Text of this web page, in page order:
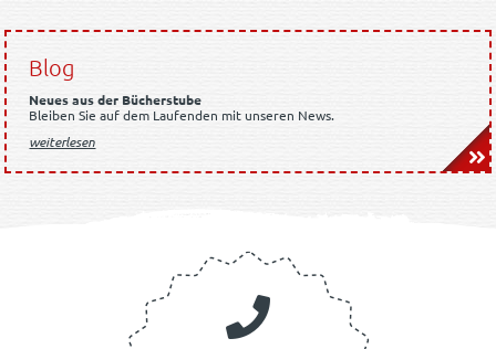
Blog
Neues aus der Bücherstube
Bleiben Sie auf dem Laufenden mit unseren News.
weiterlesen